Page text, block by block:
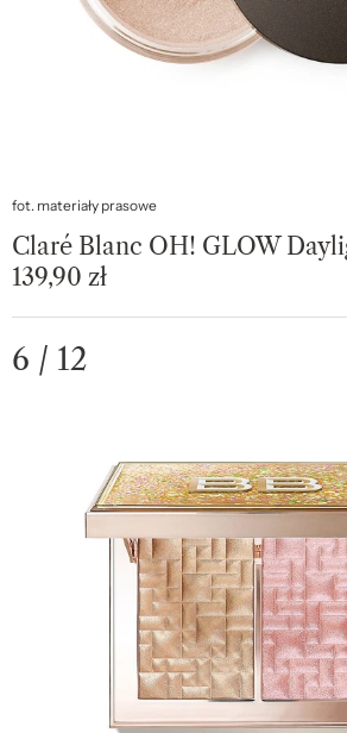
fot. materiały prasowe
Claré Blanc OH! GLOW
139,90 zł
6 / 12